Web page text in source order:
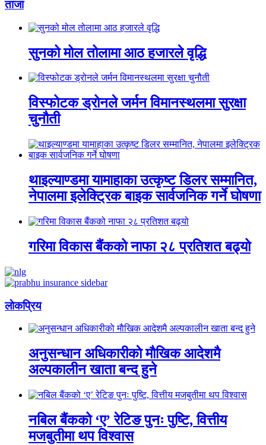
ताजा
सुनको मोल तोलामा आठ हजारले वृद्धि
विस्फोटक ड्रोनले जर्मन विमानस्थलमा सुरक्षा
चुनौती
थाइल्याण्डमा यामाहाका उत्कृष्ट डिलर सम्मानित,
नेपालमा इलेक्ट्रिक बाइक सार्वजनिक गर्ने घोषणा
गरिमा विकास बैंकको नाफा २८ प्रतिशत बढ्यो
लाेकप्रिय
अनुसन्धान अधिकारीकाे माैखिक आदेशमै
अल्पकालीन खाता बन्द हुने
नबिल बैंकको ‘ए’ रेटिङ पुनः पुष्टि, वित्तीय
मजबुतीमा थप विश्वास